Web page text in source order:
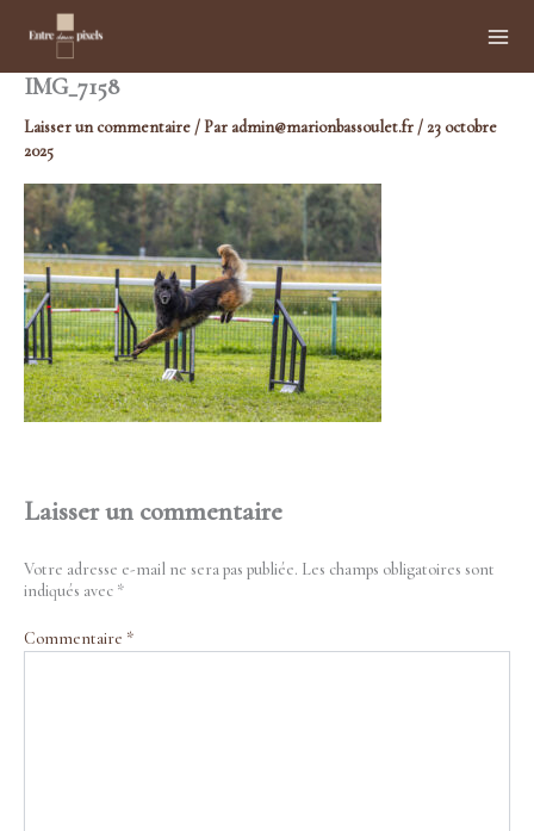
IMG_7158
Laisser un commentaire / Par admin@marionbassoulet.fr /23 octobre
2025
Laisser un commentaire
Votre adresse e-mail ne sera pas publiée. Les champs obligatoires sont
indiqués avec *
Commentaire *